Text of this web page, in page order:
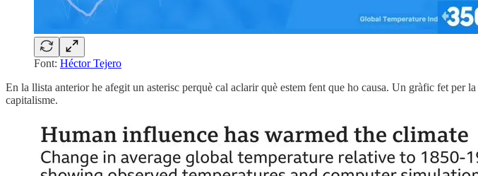
Font: Héctor Tejero
En la llista anterior he afegit un asterisc perquè cal aclarir què estem fent que ho causa. Un gràfic fet
capitalisme.